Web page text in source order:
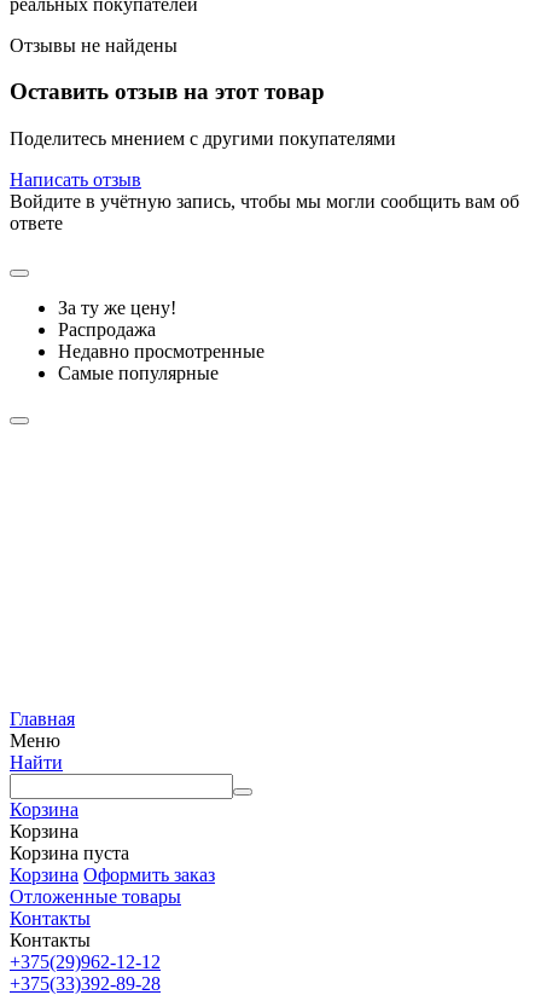
Отзывы не найдены
Оставить отзыв на этот товар
Поделитесь мнением с другими покупателями
Написать отзыв
Войдите в учётную запись, чтобы мы могли сообщить вам об
ответе
За ту же цену!
Распродажа
Недавно просмотренные
Самые популярные
Главная
Меню
Найти
Корзина
Корзина
Корзина пуста
Корзина Оформить заказ
Отложенные товары
Контакты
Контакты
+375(29)962-12-12
+375(33)392-89-28